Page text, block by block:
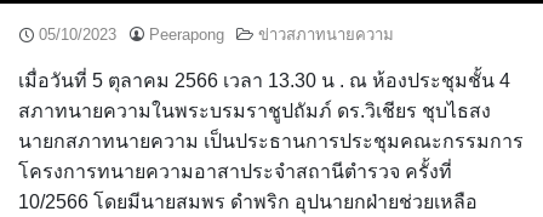
05/10/2023 Peerapong ข่าวสภาทนายความ
เมื่อวันที่ 5 ตุลาคม 2566 เวลา 13.30 น . ณ ห้องประชุมชั้น 4
สภาทนายความในพระบรมราชูปถัมภ์ ดร.วิเชียร ชุบไธสง
นายกสภาทนายความ เป็นประธานการประชุมคณะกรรมการ
โครงการทนายความอาสาประจำสถานีตำรวจ ครั้งที่
10/2566 โดยมีนายสมพร ดำพริก อุปนายกฝ่ายช่วยเหลือ